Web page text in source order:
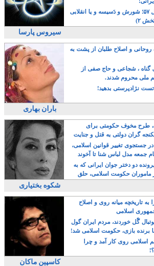
رویداد سال ۵۷؛ شورش و دَسیسه و یا انقلابی
۲)
سیروس پارسا
و اصلاح طلبان از پشت به
گناه ، شجاعی و حاج صفی از
ملی محروم شدند.
نژادپرستی بدهید!
باران بهاری
مخوف حکومتی برای
گران دولتی به قتل و جنایت
جستجوی تغییر قوانین اسلامی،
جمعه مدل لباس شنا تا آخوند
دو دختر جوان ایرانی که به
ماموران حکومت اسلامی، حلق
شکوه بختیاری
به تاریخچه میانه روی و اصلاح
اسلامی
گًل خوردند، مردم ایران گول
برنده بازی، حکومت اسلامی شد!
اسلامی روی کار آمد و چرا
کاسپین ماکان